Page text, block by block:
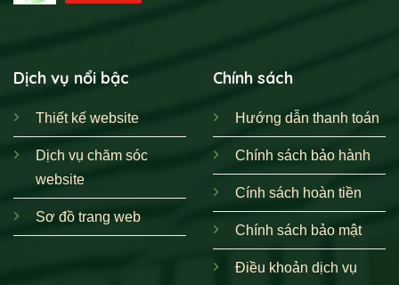
Dịch vụ nổi bậc
Thiết kế website
Dịch vụ chăm sóc
website
Sơ đồ trang web
Chính sách
Hướng dẫn thanh toán
Chính sách bảo hành
Cính sách hoàn tiền
Chính sách bảo mật
Điều khoản dịch vụ